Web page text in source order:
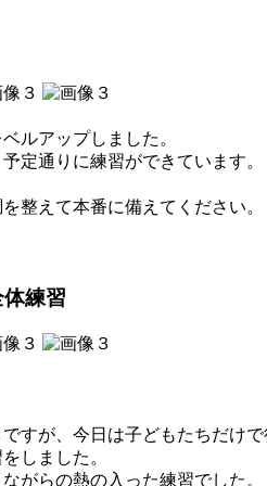
ルアップしました。
定通りに練習ができています。
整えて本番に備えてください。
練習
すが、今日は子どもたちだけで
しました。
がらの熱の入った練習でした。